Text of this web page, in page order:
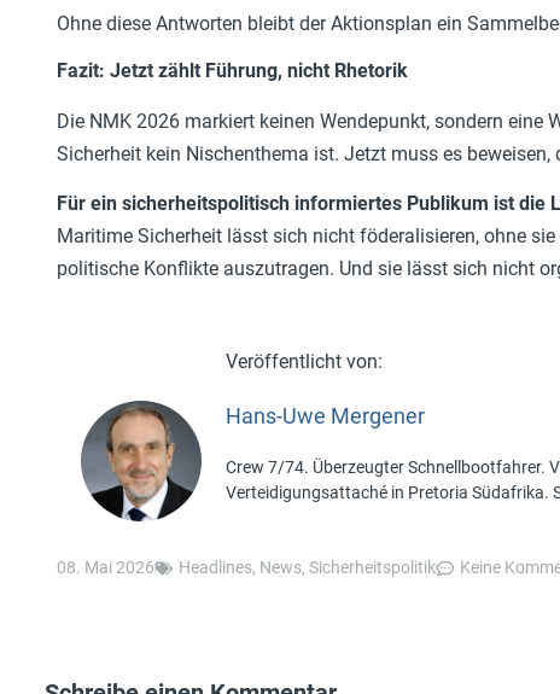
Ohne diese Antworten bleibt der Aktionsplan ein
Fazit: Jetzt zählt Führung, nicht Rhetorik
Die NMK 2026 markiert keinen Wendepunkt, sondern
Sicherheit kein Nischenthema ist. Jetzt muss es
Für ein sicherheitspolitisch informiertes Publikum ist die
Maritime Sicherheit lässt sich nicht föderalisieren, ohne
politische Konflikte auszutragen. Und sie lässt sich nicht
Hans-Uwe Mergener
Crew 7/74. Überzeugter Schnellbootfahrer.
Verteidigungsattaché in Pretoria Südafrika.
08. Mai 2026 Headlines, News, Sicherheitspolitik Keine